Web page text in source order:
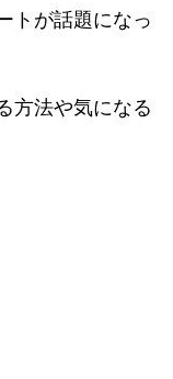
トが話題になっ
方法や気になる